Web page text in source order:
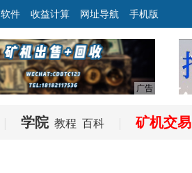
软件 收益计算 网址导航 手机版
学院 教程 百科 矿机交易